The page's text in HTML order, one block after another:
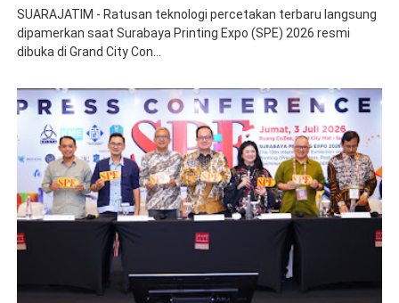
SUARAJATIM - Ratusan teknologi percetakan terbaru langsung
dipamerkan saat Surabaya Printing Expo (SPE) 2026 resmi
dibuka di Grand City Con...